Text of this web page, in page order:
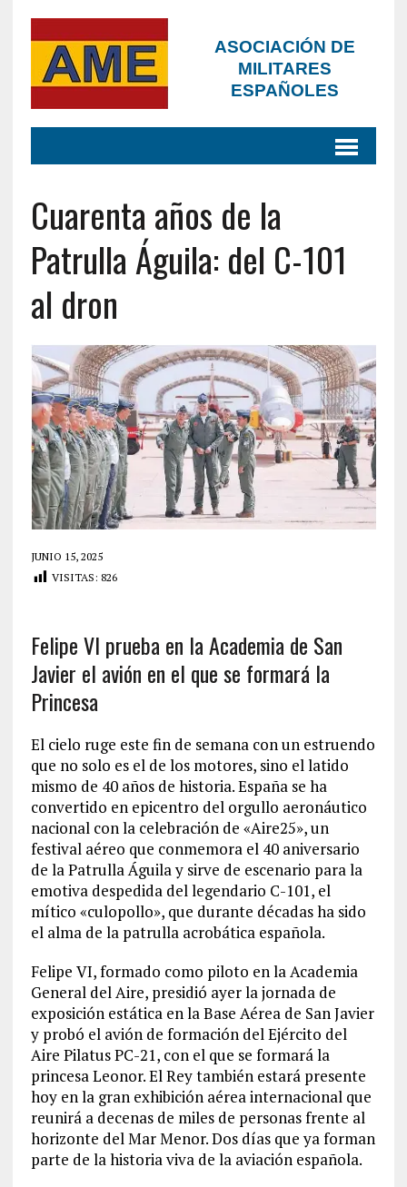
ASOCIACIÓN DE
MILITARES
ESPAÑOLES
Cuarenta años de la
Patrulla Águila: del C-101
al dron
JUNIO 15, 2025
VISITAS: 826
Felipe VI prueba en la Academia de San
Javier el avión en el que se formará la
Princesa
El cielo ruge este fin de semana con un estruendo
que no solo es el de los motores, sino el latido
mismo de 40 años de historia. España se ha
convertido en epicentro del orgullo aeronáutico
nacional con la celebración de «Aire25», un
festival aéreo que conmemora el 40 aniversario
de la Patrulla Águila y sirve de escenario para la
emotiva despedida del legendario C-101, el
mítico «culopollo», que durante décadas ha sido
el alma de la patrulla acrobática española.
Felipe VI, formado como piloto en la Academia
General del Aire, presidió ayer la jornada de
exposición estática en la Base Aérea de San Javier
y probó el avión de formación del Ejército del
Aire Pilatus PC-21, con el que se formará la
princesa Leonor. El Rey también estará presente
hoy en la gran exhibición aérea internacional que
reunirá a decenas de miles de personas frente al
horizonte del Mar Menor. Dos días que ya forman
parte de la historia viva de la aviación española.